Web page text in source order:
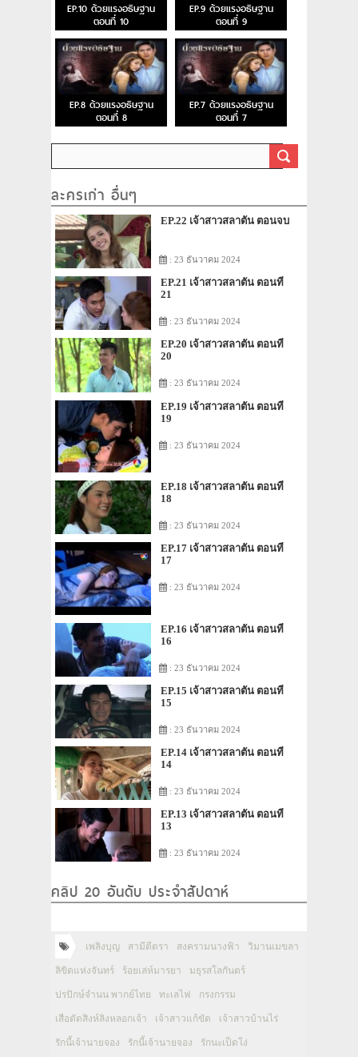
EP.10 ด้วยแรงอธิษฐาน
ตอนที่ 10
EP.9 ด้วยแรงอธิษฐาน
ตอนที่ 9
EP.8 ด้วยแรงอธิษฐาน
ตอนที่ 8
EP.7 ด้วยแรงอธิษฐาน
ตอนที่ 7
ละครเก่า อื่นๆ
EP.22 เจ้าสาวสลาตัน ตอนจบ
: 23 ธันวาคม 2024
EP.21 เจ้าสาวสลาตัน ตอนที่
21
: 23 ธันวาคม 2024
EP.20 เจ้าสาวสลาตัน ตอนที่
20
: 23 ธันวาคม 2024
EP.19 เจ้าสาวสลาตัน ตอนที่
19
: 23 ธันวาคม 2024
EP.18 เจ้าสาวสลาตัน ตอนที่
18
: 23 ธันวาคม 2024
EP.17 เจ้าสาวสลาตัน ตอนที่
17
: 23 ธันวาคม 2024
EP.16 เจ้าสาวสลาตัน ตอนที่
16
: 23 ธันวาคม 2024
EP.15 เจ้าสาวสลาตัน ตอนที่
15
: 23 ธันวาคม 2024
EP.14 เจ้าสาวสลาตัน ตอนที่
14
: 23 ธันวาคม 2024
EP.13 เจ้าสาวสลาตัน ตอนที่
13
: 23 ธันวาคม 2024
คลิป 20 อันดับ ประจำสัปดาห์
เพลิงบุญ สามีตีตรา สงครามนางฟ้า วิมานเมขลา
ลิขิตแห่งจันทร์ ร้อยเล่ห์มารยา มธุรสโลกันตร์
ปรปักษ์จำนน พากย์ไทย ทะเลไฟ กรงกรรม
เสือตัดสิงห์ลิงหลอกเจ้า เจ้าสาวแก้ขัด เจ้าสาวบ้านไร่
รักนี้เจ้านายจอง รักนี้เจ้านายจอง รักนะเป็ดโง่